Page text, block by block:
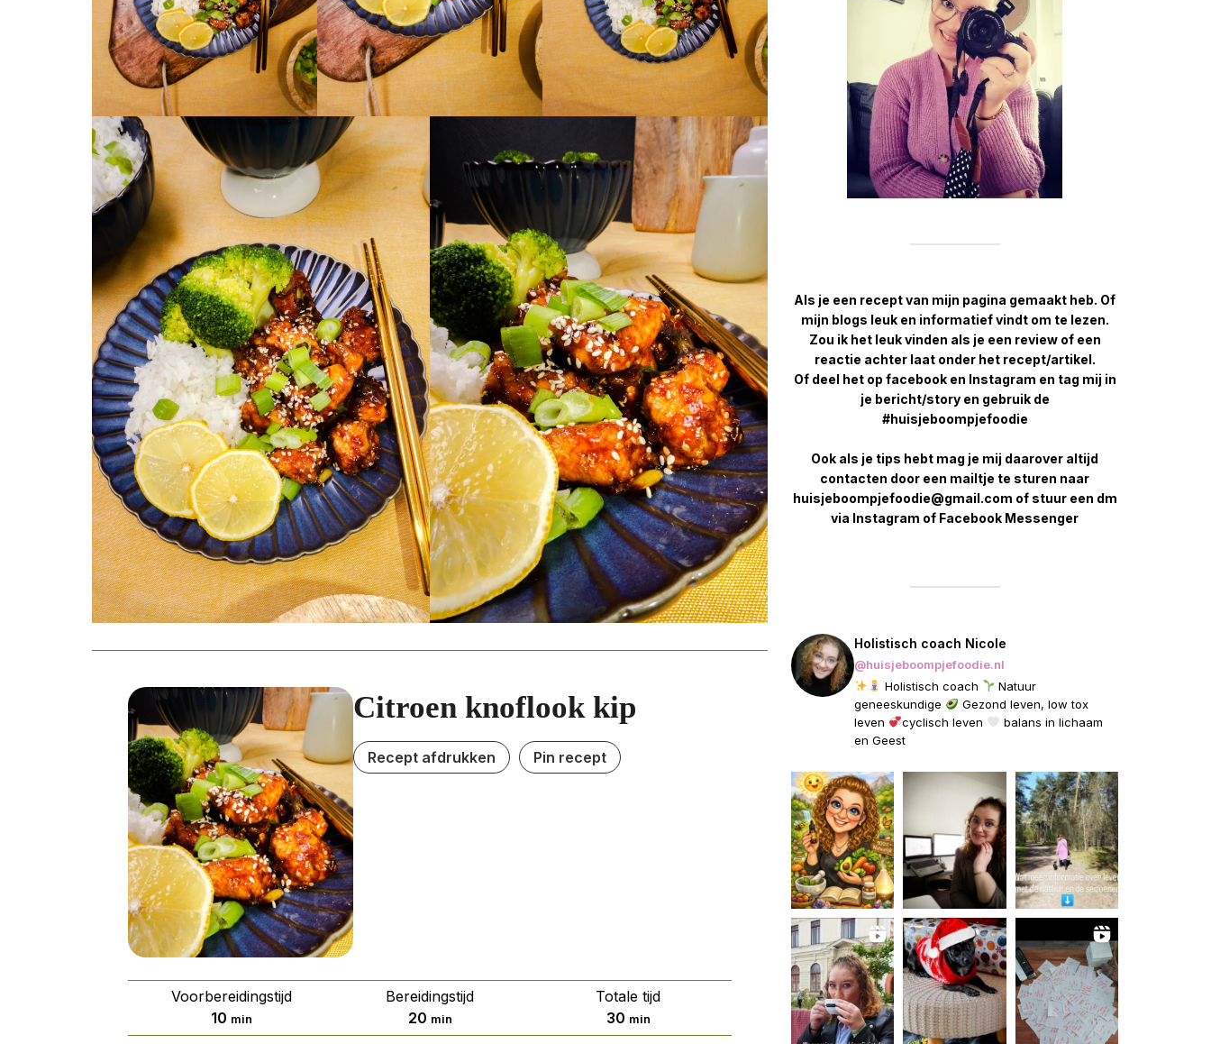
Citroen knoflook kip
Recept afdrukken Pin recept
Voorbereidingstijd
10 minuten
min
Bereidingstijd
20minuten
min
Totale tijd
30minuten
min
Als je een recept van mijn pagina gemaakt heb. Of
mijn blogs leuk en informatief vindt om te lezen.
Zou ik het leuk vinden als je een review of een
reactie achter laat onder het recept/artikel.
Of deel het op facebook en Instagram en tag mij in
je bericht/story en gebruik de
#huisjeboompjefoodie
Ook als je tips hebt mag je mij daarover altijd
contacten door een mailtje te sturen naar
huisjeboompjefoodie@gmail.com of stuur een dm
via Instagram of Facebook Messenger
Holistisch coach Nicole
@huisjeboompjefoodie.nl
Holistisch coach
Natuur
geneeskundige
Gezond leven, low tox
leven
cyclisch leven
balans in lichaam
en Geest